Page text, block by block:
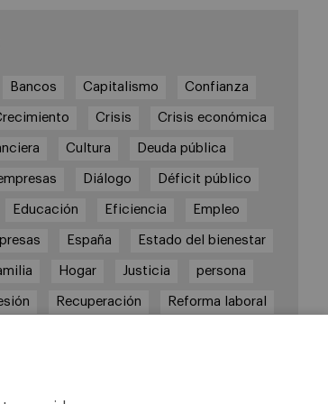
Bancos Capitalismo Confianza
Crisis Crisis económica
Cultura Deuda pública
Diálogo Déficit público
Educación Eficiencia Empleo
España Estado del bienestar
Hogar Justicia persona
Recuperación Reforma laboral